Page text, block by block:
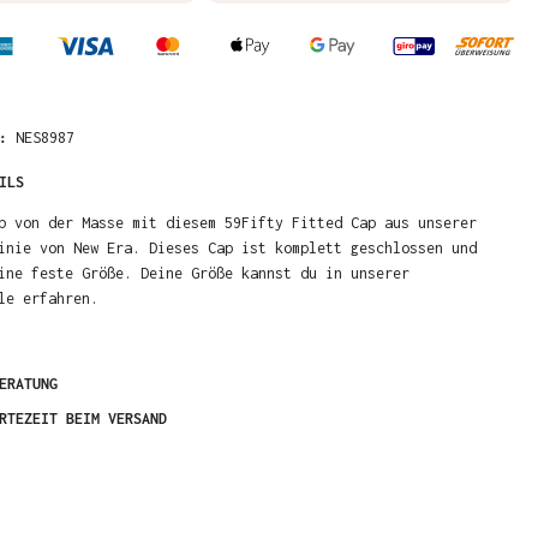
NES8987
von der Masse mit diesem 59Fifty Fitted Cap aus unserer
von New Era. Dieses Cap ist komplett geschlossen und
feste Größe. Deine Größe kannst du in unserer
erfahren.
BEIM VERSAND